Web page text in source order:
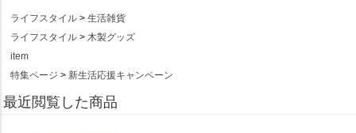
ライフスタイル
生活雑貨
ライフスタイル
木製グッズ
item
特集ページ
新生活応援キャンペーン
最近閲覧した商品